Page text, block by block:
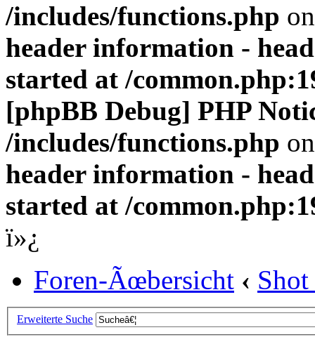
/includes/functions.php
header information -
started at /
[phpBB Debug] PHP
/includes/functions.php
header information -
started at /
ï»¿
Foren-Ãœbersicht ‹
Erweiterte Suche